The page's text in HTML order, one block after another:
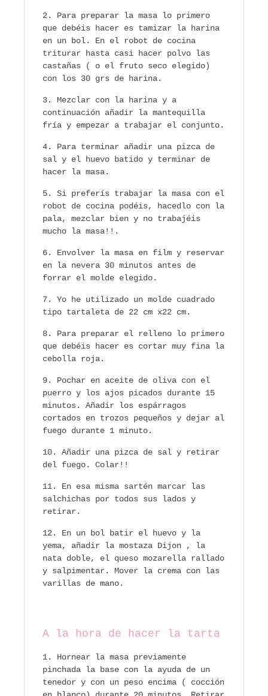
Para preparar la masa lo primero
que debéis hacer es tamizar la harina
en un bol. En el robot de cocina
triturar hasta casi hacer polvo las
castañas ( o el fruto seco elegido)
con los 30 grs de harina.
Mezclar con la harina y a
continuación añadir la mantequilla
fría y empezar a trabajar el conjunto.
Para terminar añadir una pizca de
sal y el huevo batido y terminar de
hacer la masa.
Si preferís trabajar la masa con el
robot de cocina podéis, hacedlo con la
pala, mezclar bien y no trabajéis
mucho la masa!!.
Envolver la masa en film y reservar
en la nevera 30 minutos antes de
forrar el molde elegido.
Yo he utilizado un molde cuadrado
tipo tartaleta de 22 cm x22 cm.
Para preparar el relleno lo primero
que debéis hacer es cortar muy fina la
cebolla roja.
Pochar en aceite de oliva con el
puerro y los ajos picados durante 15
minutos. Añadir los espárragos
cortados en trozos pequeños y dejar al
fuego durante 1 minuto.
Añadir una pizca de sal y retirar
del fuego. Colar!!
En esa misma sartén marcar las
salchichas por todos sus lados y
retirar.
En un bol batir el huevo y la
yema, añadir la mostaza Dijon , la
nata doble, el queso mozarella rallado
y salpimentar. Mover la crema con las
varillas de mano.
A la hora de hacer la tarta
Hornear la masa previamente
pinchada la base con la ayuda de un
tenedor y con un peso encima ( cocción